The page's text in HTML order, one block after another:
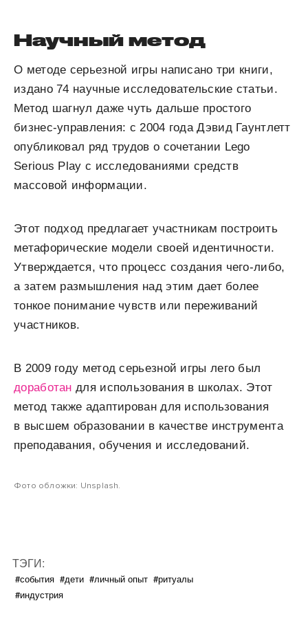
Научный метод
О методе серьезной игры написано три книги,
издано 74 научные исследовательские статьи.
Метод шагнул даже чуть дальше простого
бизнес-управления: с 2004 года Дэвид Гаунтлетт
опубликовал ряд трудов о сочетании Lego
Serious Play с исследованиями средств
массовой информации.
Этот подход предлагает участникам построить
метафорические модели своей идентичности.
Утверждается, что процесс создания чего-либо,
а затем размышления над этим дает более
тонкое понимание чувств или переживаний
участников.
В 2009 году метод серьезной игры лего был
доработан для использования в школах. Этот
метод также адаптирован для использования
в высшем образовании в качестве инструмента
преподавания, обучения и исследований.
Фото обложки: Unsplash.
ТЭГИ:
#события #дети #личный опыт #ритуалы
#индустрия